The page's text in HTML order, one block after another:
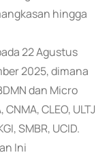
hingga
22 Agustus
2025, dimana
dan Micro
CNMA, CLEO, ULTJ
SMBR, UCID.
Ini